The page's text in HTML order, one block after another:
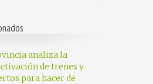
analiza la
de trenes y
para hacer de